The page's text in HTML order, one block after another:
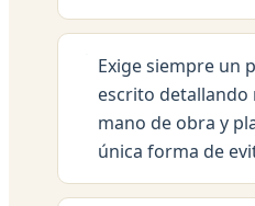
Exige siempre un
escrito detallando
mano de obra y
única forma de